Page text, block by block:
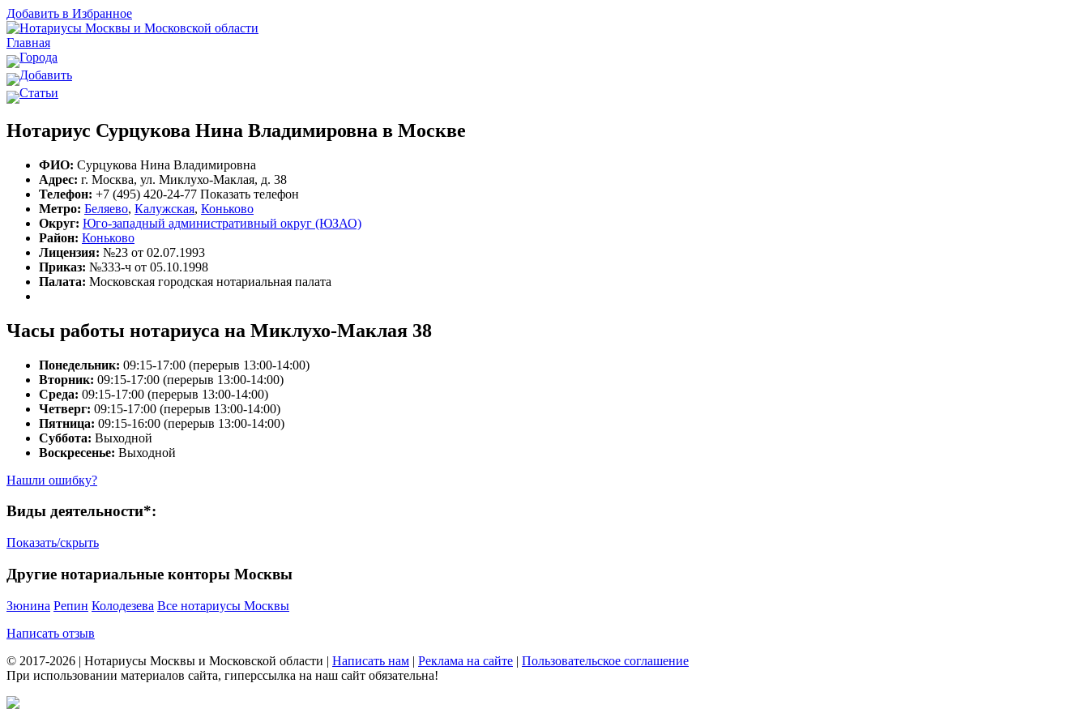
Добавить в Избранное
Главная
Города
Добавить
Статьи
Нотариус Сурцукова Нина Владимировна в Москве
ФИО: Сурцукова Нина Владимировна
Адрес: г. Москва, ул. Миклухо-Маклая, д. 38
Телефон: +7 (495) 420-24-77 Показать телефон
Метро: Беляево, Калужская, Коньково
Округ: Юго-западный административный округ (ЮЗАО)
Район: Коньково
Лицензия: №23 от 02.07.1993
Приказ: №333-ч от 05.10.1998
Палата: Московская городская нотариальная палата
Часы работы нотариуса на Миклухо-Маклая 38
Понедельник: 09:15-17:00 (перерыв 13:00-14:00)
Вторник: 09:15-17:00 (перерыв 13:00-14:00)
Среда: 09:15-17:00 (перерыв 13:00-14:00)
Четверг: 09:15-17:00 (перерыв 13:00-14:00)
Пятница: 09:15-16:00 (перерыв 13:00-14:00)
Суббота: Выходной
Воскресенье: Выходной
Нашли ошибку?
Виды деятельности*:
Показать/скрыть
Другие нотариальные конторы Москвы
Зюнина Репин Колодезева Все нотариусы Москвы
Написать отзыв
© 2017-2026 | Нотариусы Москвы и Московской области | Написать нам | Реклама на сайте | Пользовательское соглашение
При использовании материалов сайта, гиперссылка на наш сайт обязательна!